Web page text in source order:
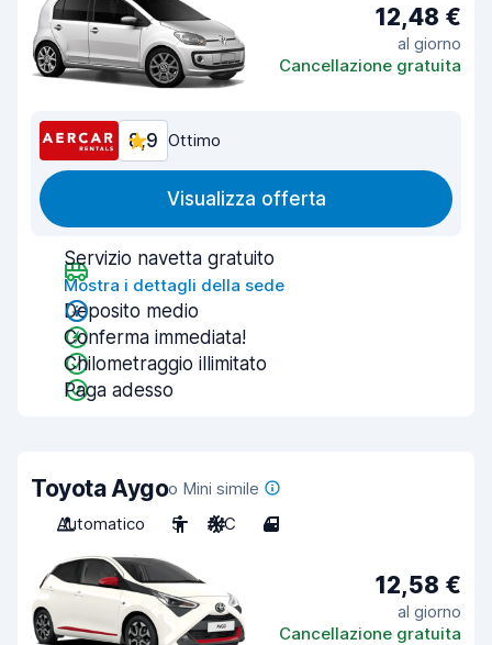
12,48 €
al giorno
Cancellazione gratuita
8,9 Ottimo
Visualizza offerta
Servizio navetta gratuito
Mostra i dettagli della sede
Deposito medio
Conferma immediata!
Chilometraggio illimitato
Paga adesso
Toyota Aygoo Mini simile
Automatico
5 A/C 4
12,58 €
al giorno
Cancellazione gratuita